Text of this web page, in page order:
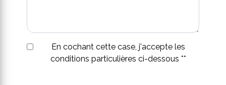
En cochant cette case, j'accepte les
conditions particulières ci-dessous **